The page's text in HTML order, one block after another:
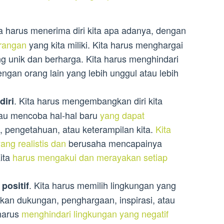
harus menerima diri kita apa adanya, dengan
yang kita miliki. Kita harus menghargai
unik dan berharga. Kita harus menghindari
orang lain yang lebih unggul atau lebih
. Kita harus mengembangkan diri kita
mencoba hal-hal baru yang dapat
atau keterampilan kita. Kita
realistis dan berusaha mencapainya
harus mengakui dan merayakan setiap
positif. Kita harus memilih lingkungan yang
dukungan, penghargaan, inspirasi, atau
menghindari lingkungan yang negatif